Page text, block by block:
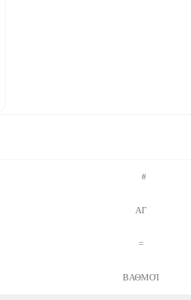
#
ΑΓ
=
ΒΑΘΜΟΊ